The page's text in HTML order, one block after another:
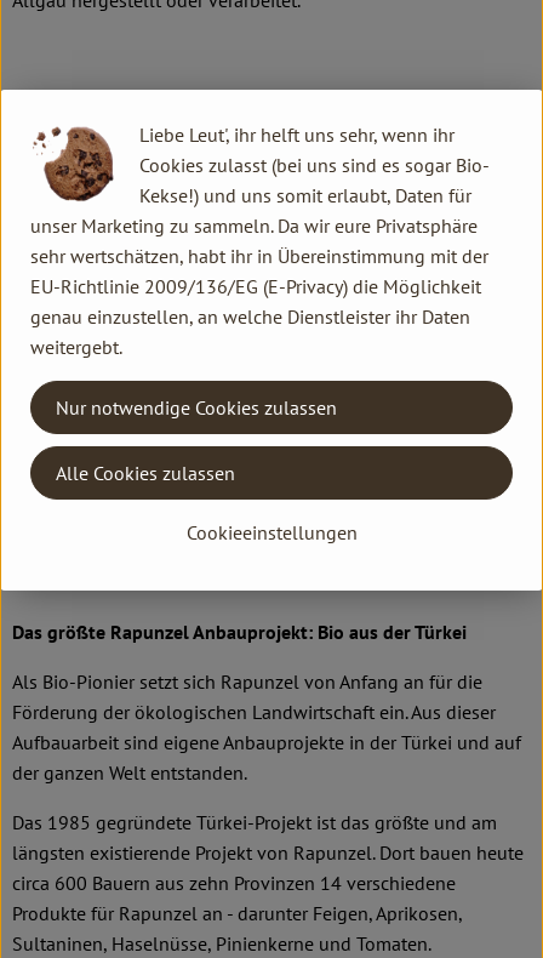
Produktqualität steht bei Rapunzel an erster Stelle. Das
Qualitätssicherungs-Team nimmt daher eine Schlüsselposition
im Unternehmen ein. Die Kontrollen der Rohstoffe beginnen
bereits auf dem Feld. Bei Wareneingang werden alle Rohstoffe
und Produkte beprobt. Zusätzlich werden sie durch anerkannte
externe Labors unabhängig analysiert.
Wie schon zu Beginn liegen Rapunzel auch heute die
persönlichen Kontakte zu den Lieferanten und langfristige
Partnerschaften besonders am Herzen. Besuche vor Ort,
Beratung durch eigene Agrar-Ingenieure und der rege
Austausch miteinander sichern die einwandfreie Qualität der
Rohstoffe ab. Das schafft Transparenz - vom Feld bis zum
Teller des Verbrauchers.
Das größte Rapunzel Anbauprojekt: Bio aus der Türkei
Als Bio-Pionier setzt sich Rapunzel von Anfang an für die
Förderung der ökologischen Landwirtschaft ein. Aus dieser
Aufbauarbeit sind eigene Anbauprojekte in der Türkei und auf
der ganzen Welt entstanden.
Das 1985 gegründete Türkei-Projekt ist das größte und am
längsten existierende Projekt von Rapunzel. Dort bauen heute
circa 600 Bauern aus zehn Provinzen 14 verschiedene
Produkte für Rapunzel an - darunter Feigen, Aprikosen,
Sultaninen, Haselnüsse, Pinienkerne und Tomaten.
Liebe Leut', ihr helft uns sehr, wenn ihr
Cookies zulasst (bei uns sind es sogar Bio-
Kekse!) und uns somit erlaubt, Daten für
unser Marketing zu sammeln. Da wir eure Privatsphäre
sehr wertschätzen, habt ihr in Übereinstimmung mit der
EU-Richtlinie 2009/136/EG (E-Privacy) die Möglichkeit
genau einzustellen, an welche Dienstleister ihr Daten
weitergebt.
Cookieeinstellungen
Nur notwendige Cookies zulassen
Alle Cookies zulassen